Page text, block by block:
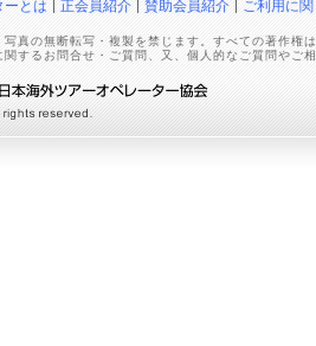
ーとは 正会員紹介 賛助会員紹介 ご利用に
真の無断転写・複製を禁じます。すべての著作権
するお問合せ・ご質問、又、個人的なご質問やご